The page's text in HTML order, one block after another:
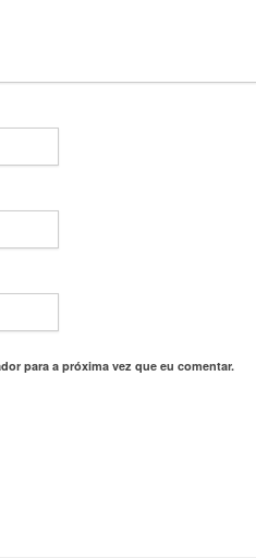
para a próxima vez que eu comentar.